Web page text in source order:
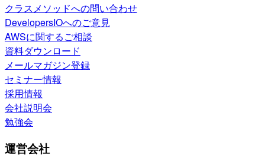
クラスメソッドへの問い合わせ
DevelopersIOへのご意見
AWSに関するご相談
資料ダウンロード
メールマガジン登録
セミナー情報
採用情報
会社説明会
勉強会
運営会社